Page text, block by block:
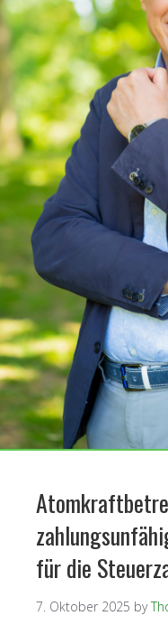
für die
7. Oktober 2025 by